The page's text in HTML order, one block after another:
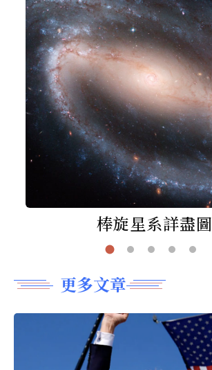
棒旋星系詳盡圖
更多文章